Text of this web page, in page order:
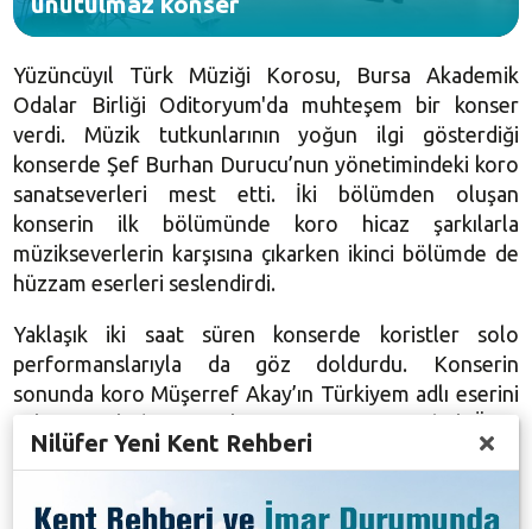
Yüzüncüyıl Türk Müziği Korosu, Bursa Akademik
Odalar Birliği Oditoryum'da muhteşem bir konser
verdi. Müzik tutkunlarının yoğun ilgi gösterdiği
konserde Şef Burhan Durucu’nun yönetimindeki koro
sanatseverleri mest etti. İki bölümden oluşan
konserin ilk bölümünde koro hicaz şarkılarla
müzikseverlerin karşısına çıkarken ikinci bölümde de
hüzzam eserleri seslendirdi.
Yaklaşık iki saat süren konserde koristler solo
performanslarıyla da göz doldurdu. Konserin
sonunda koro Müşerref Akay’ın Türkiyem adlı eserini
ile birlikte söyledi. Türkiyem şarkısının ardından
Başkanı Bozbey’in selamını ileterek Yüzüncüyıl Türk
Nilüfer Yeni Kent Rehberi